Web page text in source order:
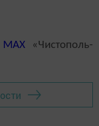
MAX«Чистополь-